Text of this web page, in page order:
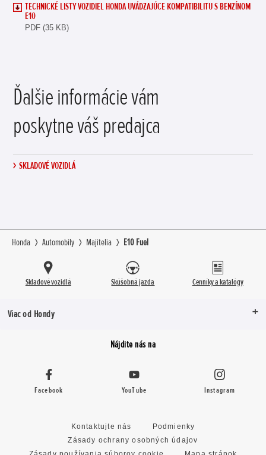
TECHNICKÉ LISTY VOZIDIEL HONDA UVÁDZAJÚCE KOMPATIBILITU S BENZÍNOM
E10
PDF (35 KB)
Ďalšie informácie vám
poskytne váš predajca
SKLADOVÉ VOZIDLÁ
Honda Automobily Majitelia E10 Fuel
Skladové vozidlá Skúšobná jazda Cenníky a katalógy
Viac od Hondy
Nájdite nás na
Facebook YouTube Instagram
Kontaktujte nás
Podmienky
Zásady ochrany osobných údajov